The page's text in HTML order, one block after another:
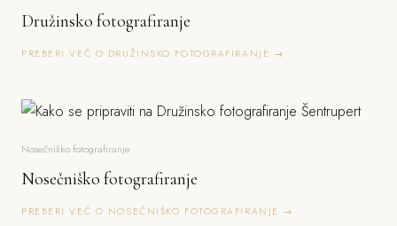
Družinsko fotografiranje
PREBERI VEČ O DRUŽINSKO FOTOGRAFIRANJE →
Nosečniško fotografiranje
Nosečniško fotografiranje
PREBERI VEČ O NOSEČNIŠKO FOTOGRAFIRANJE →